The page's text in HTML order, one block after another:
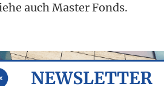
auch Master Fonds.